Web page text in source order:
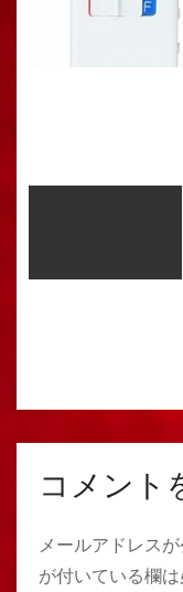
コメント
メールアドレス
が付いている欄